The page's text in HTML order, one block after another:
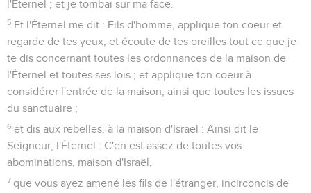
l'Éternel ; et je tombai sur ma face.
5 Et l'Éternel me dit : Fils d'homme, applique ton coeur et
regarde de tes yeux, et écoute de tes oreilles tout ce que je
te dis concernant toutes les ordonnances de la maison de
l'Éternel et toutes ses lois ; et applique ton coeur à
considérer l'entrée de la maison, ainsi que toutes les issues
du sanctuaire ;
6 et dis aux rebelles, à la maison d'Israël : Ainsi dit le
Seigneur, l'Éternel : C'en est assez de toutes vos
abominations, maison d'Israël,
7 que vous ayez amené les fils de l'étranger, incirconcis de